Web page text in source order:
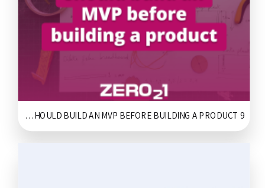
9 REASONS WHY YOU SHOULD BUILD AN MVP BEFORE BUILDING A PRODUCT